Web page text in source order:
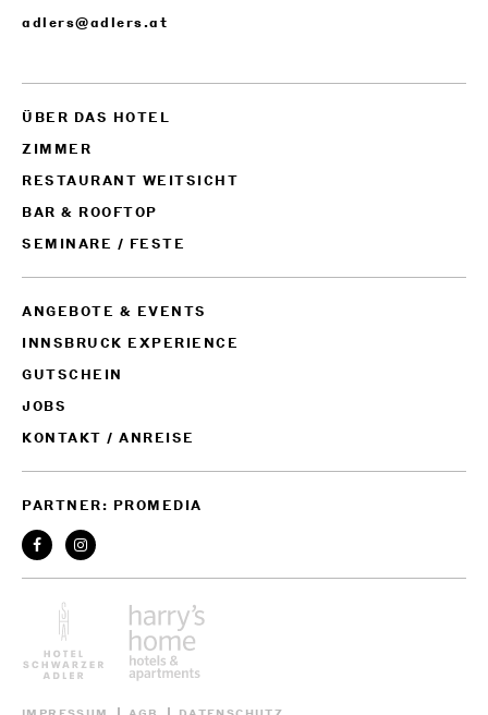
adlers@adlers.at
ÜBER DAS HOTEL
ZIMMER
RESTAURANT WEITSICHT
BAR & ROOFTOP
SEMINARE / FESTE
ANGEBOTE & EVENTS
INNSBRUCK EXPERIENCE
GUTSCHEIN
JOBS
KONTAKT / ANREISE
PARTNER: PROMEDIA